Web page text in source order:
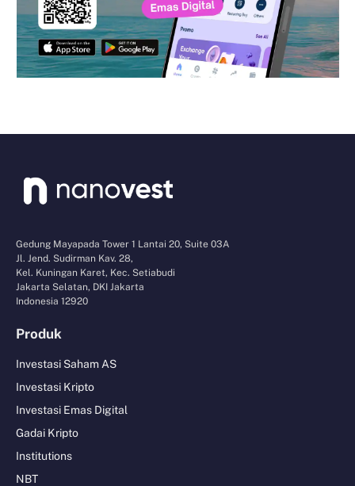
Gedung Mayapada Tower 1 Lantai 20, Suite 03A
Jl. Jend. Sudirman Kav. 28,
Kel. Kuningan Karet, Kec. Setiabudi
Jakarta Selatan, DKI Jakarta
Indonesia 12920
Produk
Investasi Saham AS
Investasi Kripto
Investasi Emas Digital
Gadai Kripto
Institutions
NBT